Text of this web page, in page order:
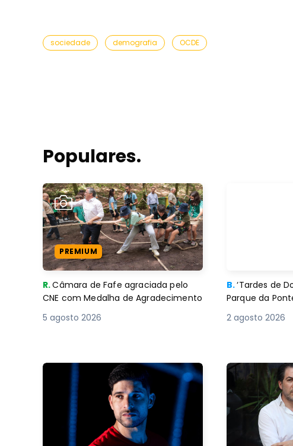
sociedade demografia OCDE
Populares.
PREMIUM
R.Câmara de Fafe agraciada pelo
CNE com Medalha de Agradecimento
5 agosto 2026
B.‘Tardes de
Parque da
2 agosto 2026